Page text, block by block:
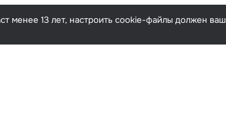
менее 13 лет, настроить cookie-файлы должен ваш